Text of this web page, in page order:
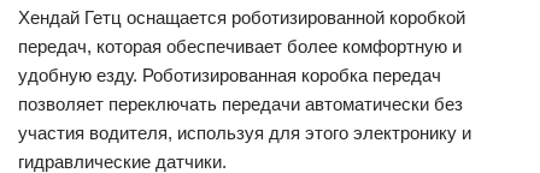
Хендай Гетц оснащается роботизированной коробкой
передач, которая обеспечивает более комфортную и
удобную езду. Роботизированная коробка передач
позволяет переключать передачи автоматически без
участия водителя, используя для этого электронику и
гидравлические датчики.